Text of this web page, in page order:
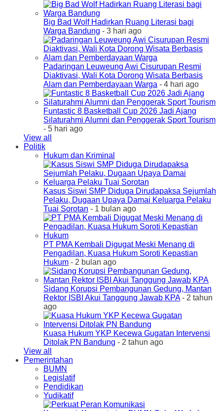
Big Bad Wolf Hadirkan Ruang Literasi bagi
Warga Bandung - 3 hari ago
Padaringan Leuweung Awi Cisurupan Resmi
Diaktivasi, Wali Kota Dorong Wisata Berbasis
Alam dan Pemberdayaan Warga - 4 hari ago
Funtastic 8 Basketball Cup 2026 Jadi Ajang
Silaturahmi Alumni dan Penggerak Sport Tourism
- 5 hari ago
View all
Politik
Hukum dan Kriminal
Kasus Siswi SMP Diduga Dirudapaksa Sejumlah
Pelaku, Dugaan Upaya Damai Keluarga Pelaku
Tuai Sorotan - 1 bulan ago
PT PMA Kembali Digugat Meski Menang di
Pengadilan, Kuasa Hukum Soroti Kepastian
Hukum - 2 bulan ago
Sidang Korupsi Pembangunan Gedung, Mantan
Rektor ISBI Akui Tanggung Jawab KPA- 2 tahun
ago
Kuasa Hukum YKP Kecewa Gugatan Intervensi
Ditolak PN Bandung - 2 tahun ago
View all
Pemerintahan
BUMN
Legislatif
Pendidikan
Yudikatif